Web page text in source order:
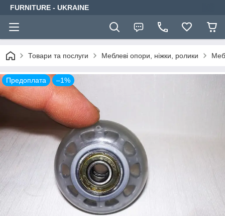
FURNITURE - UKRAINE
Товари та послуги Меблеві опори, ніжки, ролики
Предоплата –1%